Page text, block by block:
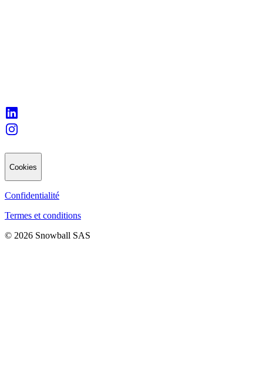
Cookies
Confidentialité
Termes et conditions
© 2026 Snowball SAS